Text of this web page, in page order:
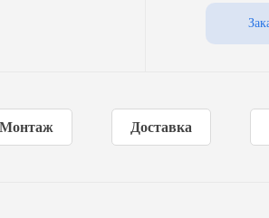
Все газгольдеры
Уровень
Степень
Монтаж Доставка